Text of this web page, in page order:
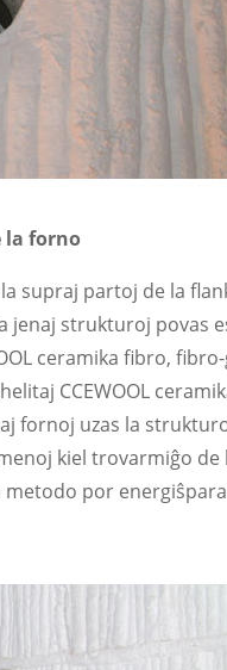
la forno
supraj partoj de la
jenaj strukturoj povas
ceramika fibro,
CCEWOOL
fornoj uzas la
kiel trovarmiĝo
por